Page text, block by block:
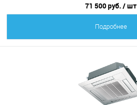
71 500 руб. / шт
Подробнее